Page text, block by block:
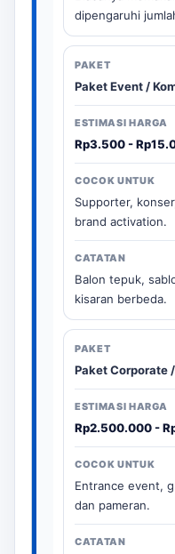
dipengaruhi
Paket Event /
Rp3.500 -
Supporter,
brand activation.
Balon tepuk,
kisaran berbeda.
Paket Corporate
Rp2.500.000 -
Entrance event,
dan pameran.